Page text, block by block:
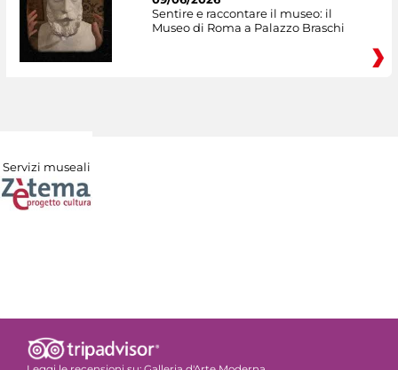
Sentire e raccontare il museo: il
Museo di Roma a Palazzo Braschi
Servizi museali